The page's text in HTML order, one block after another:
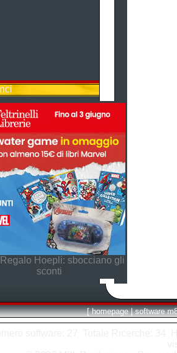
Hoepli: sbocciano gli
sconti
[ homepage | software